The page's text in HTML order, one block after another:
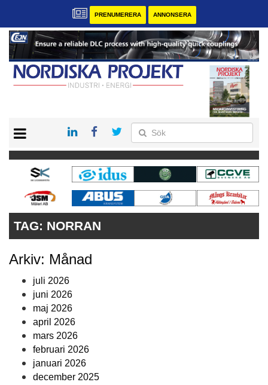
PRENUMERERA ANNONSERA
KONTAKT
VÅRA ANDRA MAGASIN
PRENUMERERA
ANNONSERA
TAG: NORRAN
Arkiv: Månad
juli 2026
juni 2026
maj 2026
april 2026
mars 2026
februari 2026
januari 2026
december 2025